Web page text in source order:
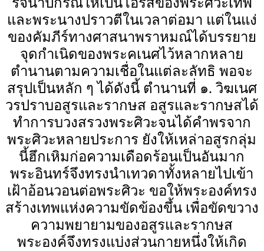
และพระนางปราวตีในเวลาต่อมา แต่ในแง่
ของคัมภีร์ทางศาสนาพราหมณ์ได้บรรยาย
จุดกำเนิดของพระคเนศไว้หลากหลาย
ตำนานตามความเชื่อในแต่ละลัทธิ พอจะ
สรุปเป็นหลัก ๆ ได้ดังนี้ ตำนานที่ ๑. วิฆเนศ
วรปราบอสูรและรากษส อสูรและรากษสได้
ทำการบวงสรวงพระศิวะจนได้คำพรจาก
พระศิวะหลายประการ ยังให้เหล่าอสูรกลุ่ม
นี้ฮึกเหิมก่อความเดือดร้อนเป็นอันมาก
พระอินทร์จึงทรงนำเทวดาทั้งหลายไปเข้า
เฝ้าอ้อนวอนต่อพระศิวะ ขอให้พระองค์ทรง
สร้างเทพแห่งความขัดข้องขึ้น เพื่อขัดขวาง
ความพยายามของอสูรและรากษส
พระองค์จึงทรงแบ่งส่วนกายหนึ่งให้เกิด